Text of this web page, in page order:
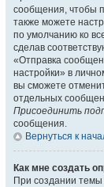
сообщения, чтобы
также можете
по умолчанию ко
сделав
«Отправка
настройки» в
вы сможете
отдельных
Присоединить
сообщения.
Вернуться к
Как мне создать
При создании